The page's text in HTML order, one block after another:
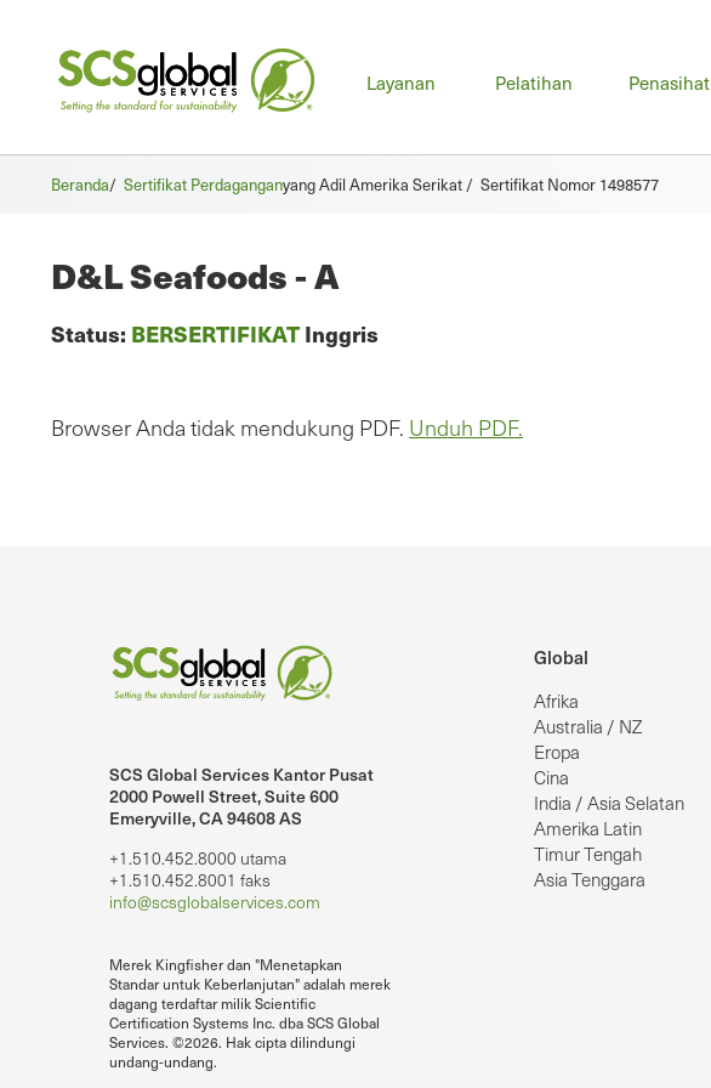
Layanan
Menu
Pelatihan Penasihat
Beranda/ Sertifikat Perdaganganyang Adil Amerika Serikat / Sertifikat Nomor 1498577
D&L Seafoods - A
Status: BERSERTIFIKAT Inggris
Browser Anda tidak mendukung PDF. Unduh PDF.
SCS Global Services Kantor Pusat
2000 Powell Street, Suite 600
Emeryville, CA 94608 AS
+1.510.452.8000 utama
+1.510.452.8001 faks
info@scsglobalservices.com
Merek Kingfisher dan "Menetapkan
Standar untuk Keberlanjutan" adalah merek
dagang terdaftar milik Scientific
Certification Systems Inc. dba SCS Global
Services. ©2026. Hak cipta dilindungi
undang-undang.
Global
Afrika
Australia / NZ
Eropa
Cina
India / Asia Selatan
Amerika Latin
Timur Tengah
Asia Tenggara
di LinkedIn.
SCS Global Services di YouTube